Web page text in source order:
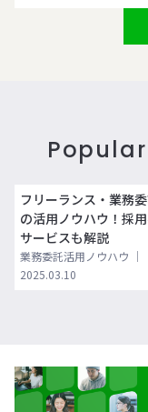
フリーランス・業務
の活用ノウハウ！採
サービスも解説
業務委託活用ノウハウ ｜
2025.03.10